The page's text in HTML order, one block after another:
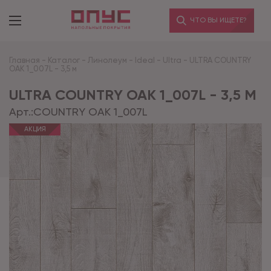
ЧТО ВЫ ИЩЕТЕ?
Главная - Каталог - Линолеум - Ideal - Ultra - ULTRA COUNTRY
OAK 1_007L - 3,5 м
ULTRA COUNTRY OAK 1_007L - 3,5 М
Арт.:COUNTRY OAK 1_007L
АКЦИЯ